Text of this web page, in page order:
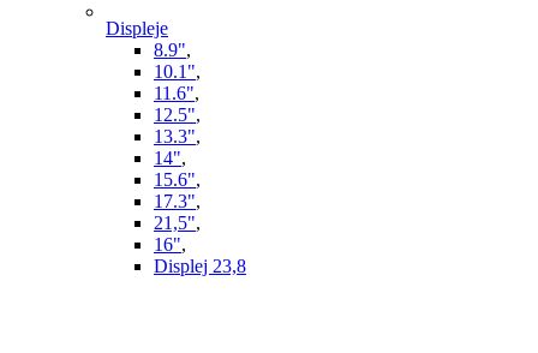
Displeje
8.9",
10.1",
11.6",
12.5",
13.3",
14",
15.6",
17.3",
21,5",
16",
Displej 23,8